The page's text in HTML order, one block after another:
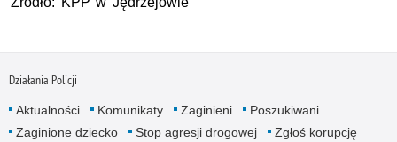
Działania Policji
Aktualności Komunikaty Zaginieni
Poszukiwani
Zaginione dziecko
Stop agresji drogowej
Zgłoś korupcję